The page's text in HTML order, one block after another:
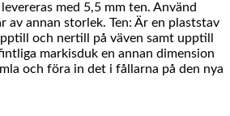
med 5,5 mm ten. Använd
av annan storlek. Ten: Är en plaststav
och nertill på väven samt upptill
markisduk en annan dimension
och föra in det i fållarna på den nya